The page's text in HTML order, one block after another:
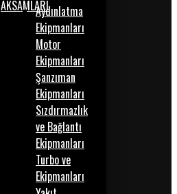
AKSAMLARIAydınlatma
Ekipmanları
Motor
Ekipmanları
Şanzıman
Ekipmanları
Sızdırmazlık
ve Bağlantı
Ekipmanları
Turbo ve
Ekipmanları